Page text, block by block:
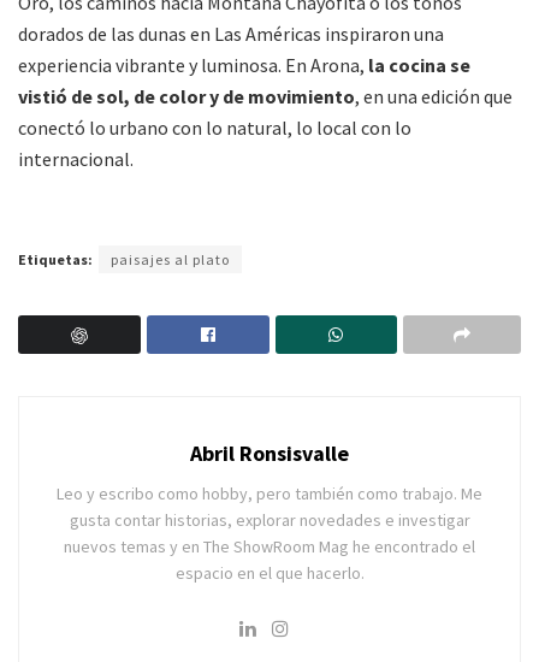
dorados de las dunas en Las Américas inspiraron una
experiencia vibrante y luminosa. En Arona, la cocina se
vistió de sol, de color y de movimiento, en una edición que
conectó lo urbano con lo natural, lo local con lo
internacional.
Etiquetas: paisajes al plato
Abril Ronsisvalle
Leo y escribo como hobby, pero también como trabajo. Me
gusta contar historias, explorar novedades e investigar
nuevos temas y en The ShowRoom Mag he encontrado el
espacio en el que hacerlo.